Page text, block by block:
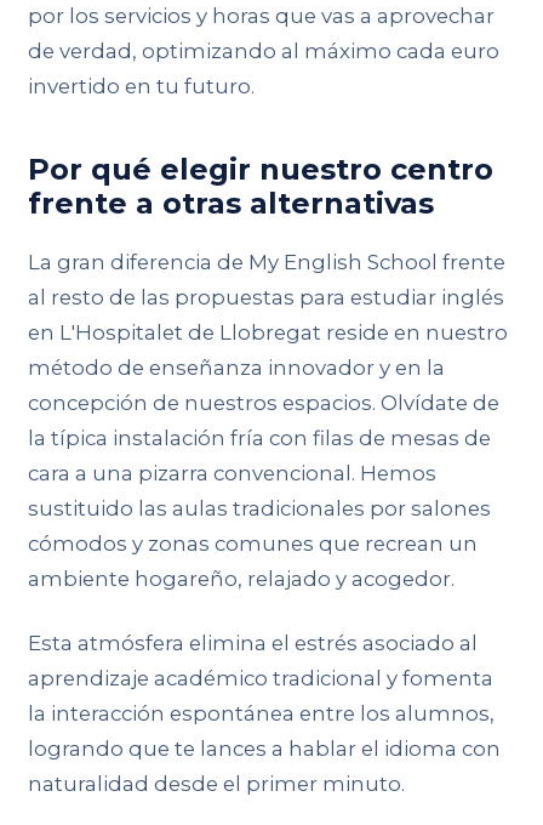
por los servicios y horas que vas a aprovechar
de verdad, optimizando al máximo cada euro
invertido en tu futuro.
Por qué elegir nuestro centro
frente a otras alternativas
La gran diferencia de My English School frente
al resto de las propuestas para estudiar inglés
en L'Hospitalet de Llobregat reside en nuestro
método de enseñanza innovador y en la
concepción de nuestros espacios. Olvídate de
la típica instalación fría con filas de mesas de
cara a una pizarra convencional. Hemos
sustituido las aulas tradicionales por salones
cómodos y zonas comunes que recrean un
ambiente hogareño, relajado y acogedor.
Esta atmósfera elimina el estrés asociado al
aprendizaje académico tradicional y fomenta
la interacción espontánea entre los alumnos,
logrando que te lances a hablar el idioma con
naturalidad desde el primer minuto.